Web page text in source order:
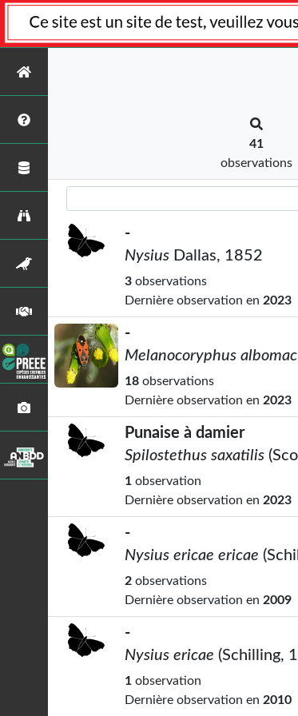
41
observations
-
Nysius Dallas, 1852
3 observations
Dernière observation en 2023
-
Melanocoryphus
18 observations
Dernière observation en 2023
Punaise à damier
Spilostethus saxatilis
1 observation
Dernière observation en 2023
-
Nysius ericae ericae
2 observations
Dernière observation en 2009
-
Nysius ericae (Schilling,
1 observation
Dernière observation en 2010